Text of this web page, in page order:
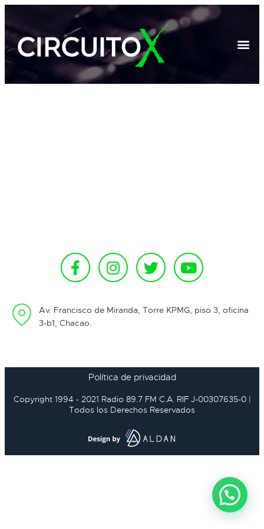
Av. Francisco de Miranda, Torre KPMG, piso 3, oficina
3-b1, Chacao.
Política de privacidad
Copyright 1994 - 2021 Radio 89.7 FM C.A. RIF J-00307635-0 |
Todos los Derechos Reservados